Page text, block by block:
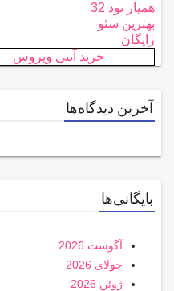
همیار نود 32
بهترین سئو
رایگان
خرید آنتی ویروس
آخرین دیدگاه‌ها
بایگانی‌ها
آگوست 2026
جولای 2026
ژوئن 2026